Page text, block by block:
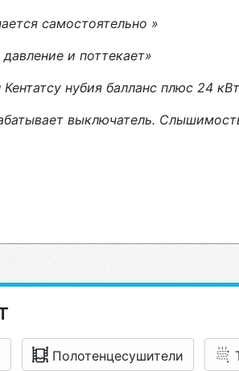
самостоятельно »
и поттекает»
Кентатсу нубия балланс плюс 24
выключатель.
Полотенцесушители